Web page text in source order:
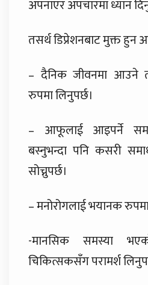
अपनाएर अपचारमा ध्यान
तसर्थ डिप्रेशनबाट मुक्त हुन
– दैनिक जीवनमा आउने
रुपमा लिनुपर्छ।
– आफूलाई आइपर्ने
बस्नुभन्दा पनि कसरी
सोच्नुपर्छ।
– मनोरोगलाई भयानक
-मानसिक समस्या
चिकित्सकसँग परामर्श